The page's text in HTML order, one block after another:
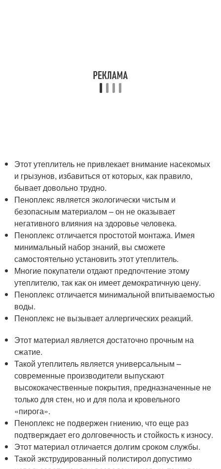
Этот утеплитель не привлекает внимание насекомых
и грызунов, избавиться от которых, как правило,
бывает довольно трудно.
Пеноплекс является экологически чистым и
безопасным материалом – он не оказывает
негативного влияния на здоровье человека.
Пеноплекс отличается простотой монтажа. Имея
минимальный набор знаний, вы сможете
самостоятельно установить этот утеплитель.
Многие покупатели отдают предпочтение этому
утеплителю, так как он имеет демократичную цену.
Пеноплекс отличается минимальной впитываемостью
воды.
Пеноплекс не вызывает аллергических реакций.
Этот материал является достаточно прочным на
сжатие.
Такой утеплитель является универсальным –
современные производители выпускают
высококачественные покрытия, предназначенные не
только для стен, но и для пола и кровельного
«пирога».
Пеноплекс не подвержен гниению, что еще раз
подтверждает его долговечность и стойкость к износу.
Этот материал отличается долгим сроком службы.
Такой экструдированный полистирол допустимо